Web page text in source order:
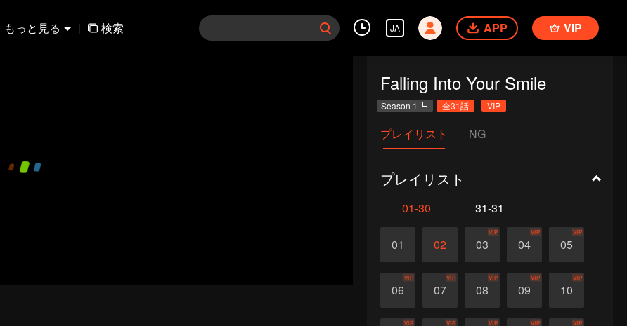
もっと見る | 検索 JA APP VIP
Falling Into Your Smile
Season 1 全31話 VIP
プレイリスト NG
プレイリスト
01-30 31-31
01 02 03
VIP
04
VIP
05
VIP
06
VIP
07
VIP
08
VIP
09
VIP
10
VIP
VIP VIP VIP VIP VIP